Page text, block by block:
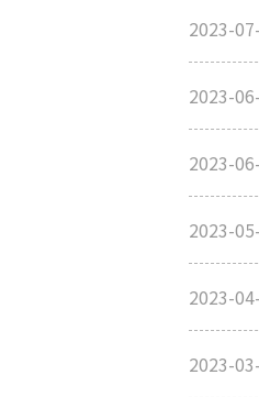
2023-
2023-
2023-
2023-
2023-
2023-